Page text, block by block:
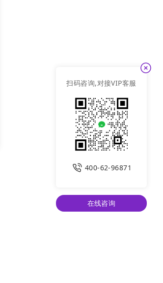
扫码咨询,对接VIP客服
400-62-96871
在线咨询